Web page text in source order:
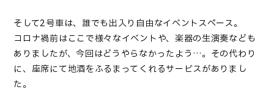
そして2号車は、誰でも出入り自由なイベントスペース。
コロナ禍前はここで様々なイベントや、楽器の生演奏なども
ありましたが、今回はどうやらなかったよう…。その代わり
に、座席にて地酒をふるまってくれるサービスがありまし
た。